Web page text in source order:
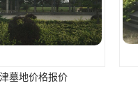
天津公墓详情